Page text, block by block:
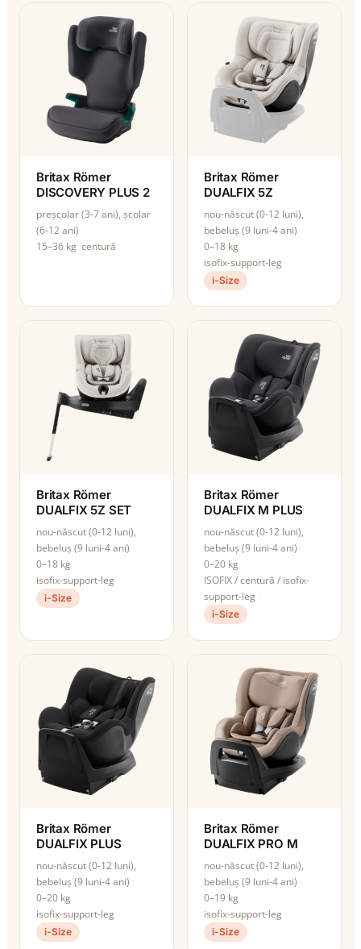
Britax Römer
DISCOVERY PLUS 2
preșcolar (3-7 ani), școlar
(6-12 ani)
15–36 kg centură
Britax Römer
DUALFIX 5Z
nou-născut (0-12 luni),
bebeluș (9 luni-4 ani)
0–18 kg
isofix-support-leg
i-Size
Britax Römer
DUALFIX 5Z SET
nou-născut (0-12 luni),
bebeluș (9 luni-4 ani)
0–18 kg
isofix-support-leg
i-Size
Britax Römer
DUALFIX M PLUS
nou-născut (0-12 luni),
bebeluș (9 luni-4 ani)
0–20 kg
ISOFIX / centură / isofix-
support-leg
i-Size
Britax Römer
DUALFIX PLUS
nou-născut (0-12 luni),
bebeluș (9 luni-4 ani)
0–20 kg
isofix-support-leg
i-Size
Britax Römer
DUALFIX PRO M
nou-născut (0-12 luni),
bebeluș (9 luni-4 ani)
0–19 kg
isofix-support-leg
i-Size